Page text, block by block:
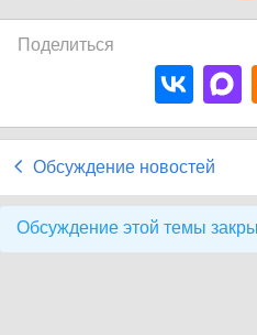
Поделиться
Обсуждение новостей
Обсуждение этой темы